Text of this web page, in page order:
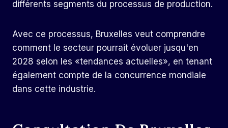
différents segments du processus de production.
Avec ce processus, Bruxelles veut comprendre
comment le secteur pourrait évoluer jusqu'en
2028 selon les «tendances actuelles», en tenant
également compte de la concurrence mondiale
dans cette industrie.